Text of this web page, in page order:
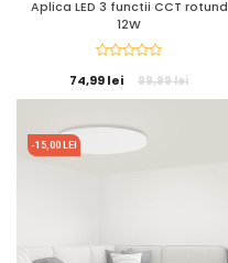
Aplica LED 3 functii CCT rotund
12W
74,99 lei 99,99 lei
-15,00 LEI